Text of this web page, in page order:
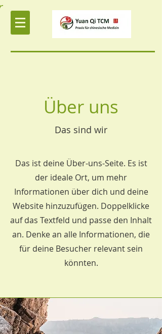
Über uns
Das sind wir
Das ist deine Über-uns-Seite. Es ist
der ideale Ort, um mehr
Informationen über dich und deine
Website hinzuzufügen. Doppelklicke
auf das Textfeld und passe den Inhalt
an. Denke an alle Informationen, die
für deine Besucher relevant sein
könnten.